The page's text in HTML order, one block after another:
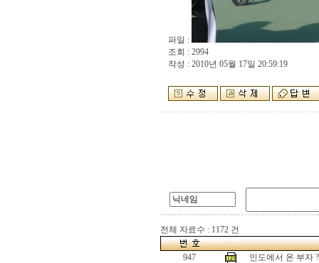
파일 :
조회 : 2994
작성 : 2010년 05월 17일 20:59:19
전체 자료수 : 1172 건
947
인도에서 온 부자